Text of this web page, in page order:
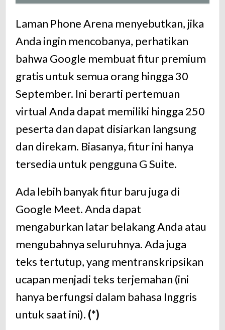
Laman Phone Arena menyebutkan, jika
Anda ingin mencobanya, perhatikan
bahwa Google membuat fitur premium
gratis untuk semua orang hingga 30
September. Ini berarti pertemuan
virtual Anda dapat memiliki hingga 250
peserta dan dapat disiarkan langsung
dan direkam. Biasanya, fitur ini hanya
tersedia untuk pengguna G Suite.
Ada lebih banyak fitur baru juga di
Google Meet. Anda dapat
mengaburkan latar belakang Anda atau
mengubahnya seluruhnya. Ada juga
teks tertutup, yang mentranskripsikan
ucapan menjadi teks terjemahan (ini
hanya berfungsi dalam bahasa Inggris
untuk saat ini). (*)